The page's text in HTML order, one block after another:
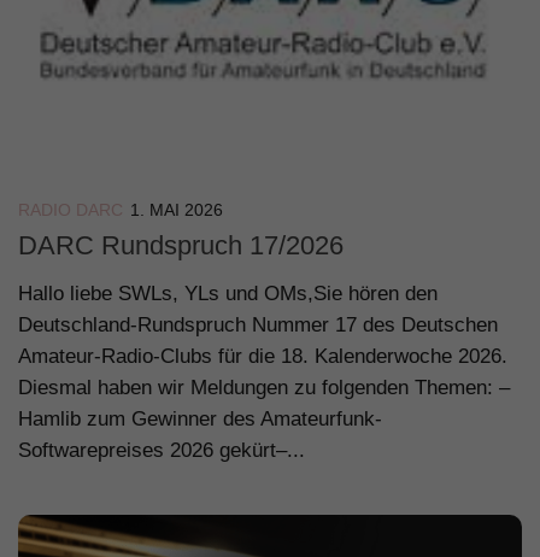
RADIO DARC 1. MAI 2026
DARC Rundspruch 17/2026
Hallo liebe SWLs, YLs und OMs,Sie hören den
Deutschland-Rundspruch Nummer 17 des Deutschen
Amateur-Radio-Clubs für die 18. Kalenderwoche 2026.
Diesmal haben wir Meldungen zu folgenden Themen: –
Hamlib zum Gewinner des Amateurfunk-
Softwarepreises 2026 gekürt–...